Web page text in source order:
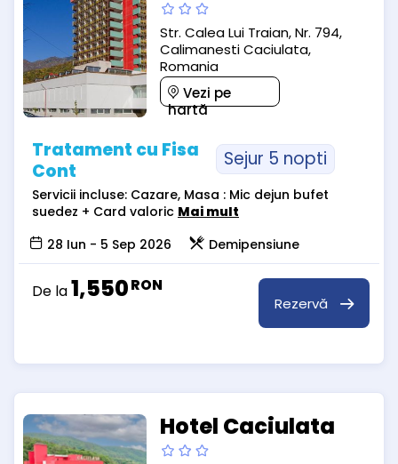
Str. Calea Lui Traian, Nr. 794,
Calimanesti Caciulata,
Romania
Vezi pe
hartă
Tratament cu Fisa
Cont
Sejur 5 nopti
Servicii incluse: Cazare, Masa : Mic dejun bufet
suedez + Card valoric Mai mult
28 Iun - 5 Sep 2026
Demipensiune
De la1,550RON
Rezervă
Hotel Caciulata